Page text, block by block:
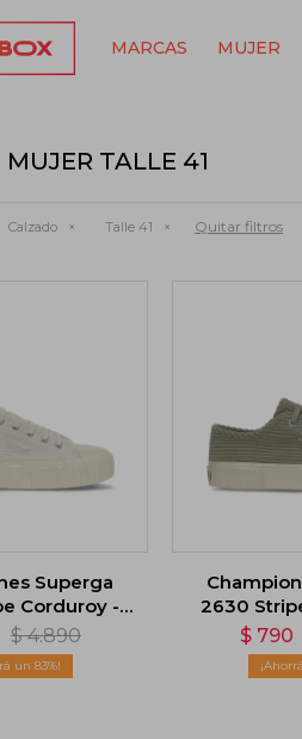
MARCAS MUJER
TALLE 41
Calzado Talle 41 Quitar filtros
Superga
Corduroy -
$ 4.890
83
2630
$ 790